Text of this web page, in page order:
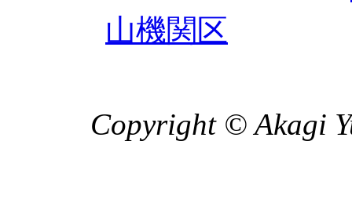
山機関区
Copyright © Akagi